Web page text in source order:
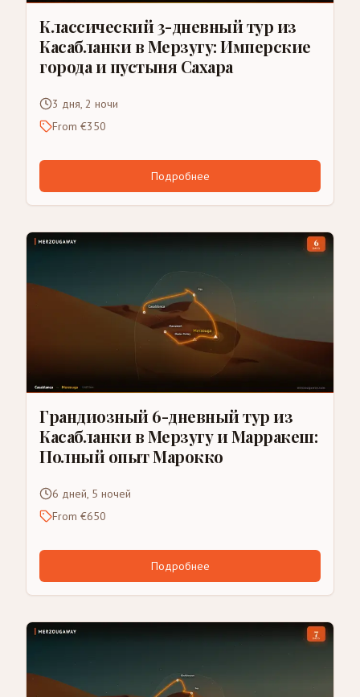
Классический 3-дневный тур из
Касабланки в Мерзугу: Имперские
города и пустыня Сахара
3 дня, 2 ночи
From €350
Подробнее
Грандиозный 6-дневный тур из
Касабланки в Мерзугу и Марракеш:
Полный опыт Марокко
6 дней, 5 ночей
From €650
Подробнее